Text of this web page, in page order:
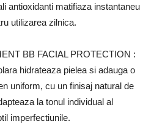
antioxidanti matifiaza instantaneu
utilizarea zilnica.
BB FACIAL PROTECTION :
hidrateaza pielea si adauga o
uniform, cu un finisaj natural de
la tonul individual al
imperfectiunile.